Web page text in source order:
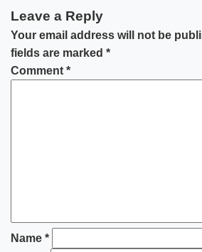
Leave a Reply
Your email address will not be
fields are marked *
Comment *
Name *